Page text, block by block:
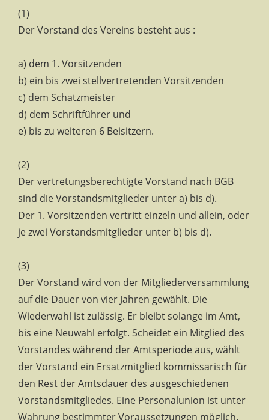
(1)
Der Vorstand des Vereins besteht aus :
a) dem 1. Vorsitzenden
b) ein bis zwei stellvertretenden Vorsitzenden
c) dem Schatzmeister
d) dem Schriftführer und
e) bis zu weiteren 6 Beisitzern.
(2)
Der vertretungsberechtigte Vorstand nach BGB
sind die Vorstandsmitglieder unter a) bis d).
Der 1. Vorsitzenden vertritt einzeln und allein, oder
je zwei Vorstandsmitglieder unter b) bis d).
(3)
Der Vorstand wird von der Mitgliederversammlung
auf die Dauer von vier Jahren gewählt. Die
Wiederwahl ist zulässig. Er bleibt solange im Amt,
bis eine Neuwahl erfolgt. Scheidet ein Mitglied des
Vorstandes während der Amtsperiode aus, wählt
der Vorstand ein Ersatzmitglied kommissarisch für
den Rest der Amtsdauer des ausgeschiedenen
Vorstandsmitgliedes. Eine Personalunion ist unter
Wahrung bestimmter Voraussetzungen möglich.